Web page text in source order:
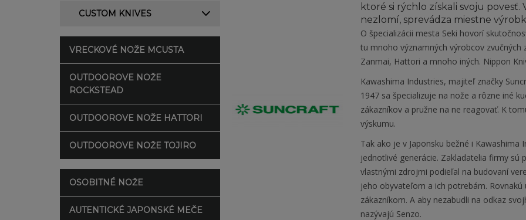
CUSTOM KNIVES
VRECKOVÉ NOŽE MCUSTA
OUTDOOROVE NOŽE
ROCKSTEAD
OUTDOOROVE NOŽE HATTORI
OUTDOOROVE NOŽE TOJIRO
OSOBITNÉ NOŽE
AUTENTICKÉ JAPONSKÉ MEČE
ktoré si rýchlo získali svoju povesť.
nezlomí, sprevádza miestne
O špecializácii mesta Seki hovorí
tu mnoho významných výrobcov
Zanmai, Hattori a mnoho iných. Nippon
Kawashima Industries, majiteľ značky
1947 sa špecializuje na nože a rôzne iné
zákazníkov a pružne na ne reagovať. K
výskumu.
Tak ako je v Japonsku bežné i
jednotlivé generácie. Zakladatelia firmy sú
vlastnými zdrojmi podieľal na budovaní
jeho obyvateľom a ich potrebám.
zákazníkom. A aby nezabudli na odkaz
nazývajú Senzo.